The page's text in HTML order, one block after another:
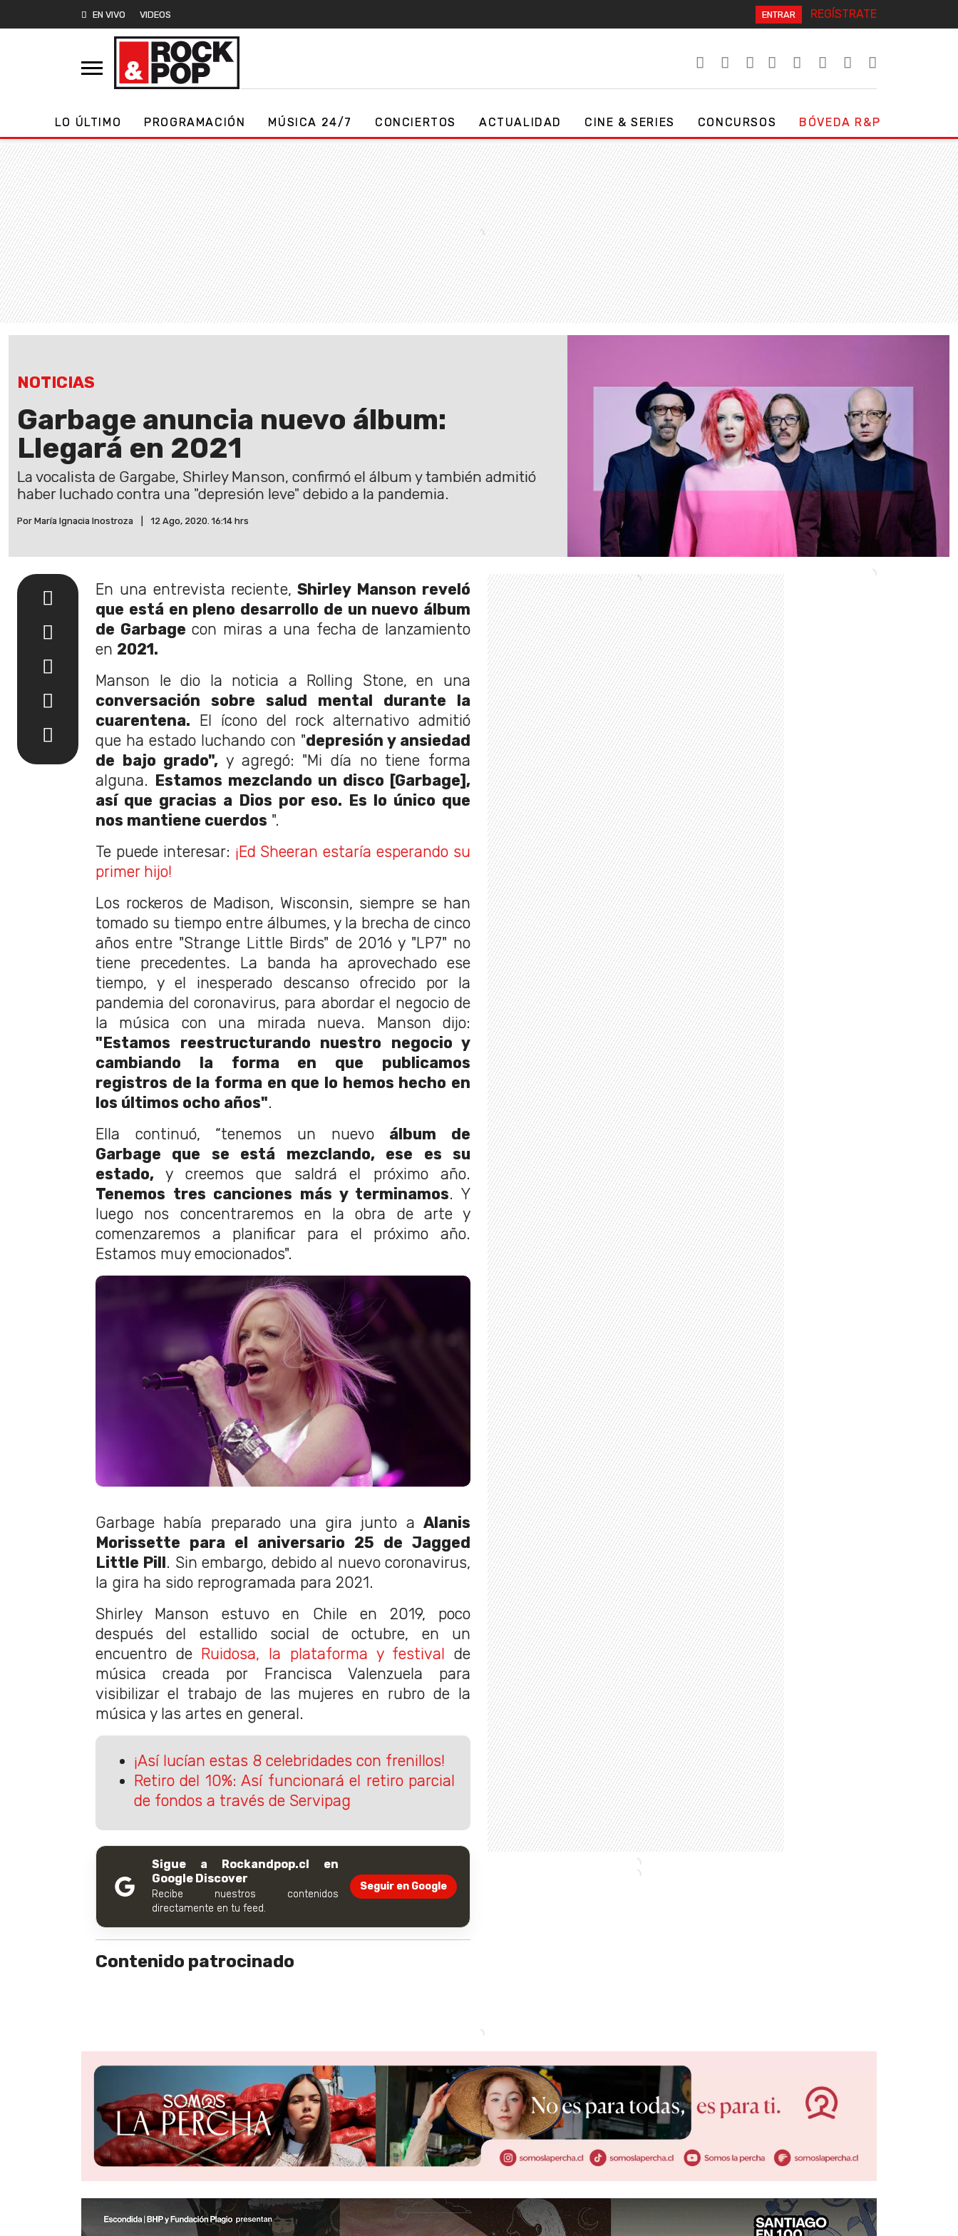
EN VIVO VIDEOS ENTRAR REGÍSTRATE
LO ÚLTIMO PROGRAMACIÓN MÚSICA 24/7 CONCIERTOS ACTUALIDAD CINE & SERIES CONCURSOS BÓVEDA R&P
NOTICIAS
Garbage anuncia nuevo álbum:
Llegará en 2021
La vocalista de Gargabe, Shirley Manson, confirmó el álbum y también admitió
haber luchado contra una "depresión leve" debido a la pandemia.
Por María Ignacia Inostroza 12 Ago, 2020. 16:14 hrs
En una entrevista reciente,Shirley Manson reveló
que está en pleno desarrollo de un nuevo álbum
de Garbage con miras a una fecha de lanzamiento
en 2021.
Manson le dio la noticia a Rolling Stone, en una
conversación sobre salud mental durante la
cuarentena. El ícono del rock alternativo admitió
que ha estado luchando con "depresión y ansiedad
de bajo grado", y agregó: "Mi día no tiene forma
alguna. Estamos mezclando un disco [Garbage],
así que gracias a Dios por eso. Es lo único que
nos mantiene cuerdos ".
Te puede interesar: ¡Ed Sheeran estaría esperando su
primer hijo!
Los rockeros de Madison, Wisconsin, siempre se han
tomado su tiempo entre álbumes, y la brecha de cinco
años entre "Strange Little Birds" de 2016 y "LP7" no
tiene precedentes. La banda ha aprovechado ese
tiempo, y el inesperado descanso ofrecido por la
pandemia del coronavirus, para abordar el negocio de
la música con una mirada nueva. Manson dijo:
"Estamos reestructurando nuestro negocio y
cambiando la forma en que publicamos
registros de la forma en que lo hemos hecho en
los últimos ocho años".
Ella continuó, “tenemos un nuevo álbum de
Garbage que se está mezclando, ese es su
estado,y creemos que saldrá el próximo año.
Tenemos tres canciones más y terminamos. Y
luego nos concentraremos en la obra de arte y
comenzaremos a planificar para el próximo año.
Estamos muy emocionados".
Garbage había preparado una gira junto a Alanis
Morissette para el aniversario 25 de Jagged
Little Pill . Sin embargo, debido al nuevo coronavirus,
la gira ha sido reprogramada para 2021.
Shirley Manson estuvo en Chile en 2019, poco
después del estallido social de octubre, en un
encuentro de Ruidosa, la plataforma y festival
de
música creada por Francisca Valenzuela para
visibilizar el trabajo de las mujeres en rubro de la
música y las artes en general.
¡Así lucían estas 8 celebridades con frenillos!
Retiro del 10%: Así funcionará el retiro parcial
de fondos a través de Servipag
Sigue a Rockandpop.cl en
Google Discover
Recibe nuestros contenidos
directamente en tu feed.
Seguir en Google
Contenido patrocinado